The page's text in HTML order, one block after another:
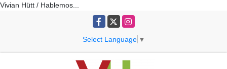
Vivian Hütt / Hablemos...
Facebook
X Instagram
Select Language ▼